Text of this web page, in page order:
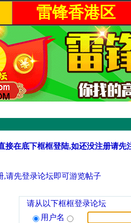
雷锋香港区
接在底下框框登陆,如还没注册请先
,请先登录论坛即可游览帖子
请从以下框框登录论坛
用户名